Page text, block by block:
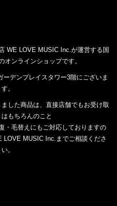
WE LOVE MUSIC Inc.が運営する国
オンラインショップです。
デンプレイスタワー3階にございま
す。
した商品は、直接店舗でもお受け取
もちろんのこと
・毛替えにもご対応しておりますの
LOVE MUSIC Inc.までご相談くださ
い。